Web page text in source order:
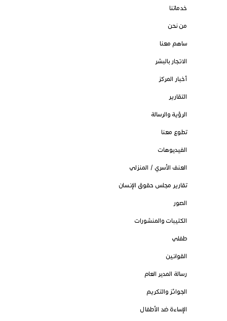
خدماتنا
من نحن
ساهم معنا
الاتجار بالبشر
أخبار المركز
التقارير
الرؤية والرسالة
تطوع معنا
الفيديوهات
العنف الأسري / المنزلي
تقارير مجلس حقوق الإنسان
الصور
الكتيبات والمنشورات
طفلي
القوانين
رسالة المدير العام
الجوائز والتكريم
الإساءة ضد الأطفال